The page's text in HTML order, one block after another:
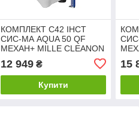
КОМПЛЕКТ С42 ІНСТ
СИС-МА AQUA 50 QF
MEХАН+ MILLE CLEANON
КНОПКИ
12 949₴
Купити
15